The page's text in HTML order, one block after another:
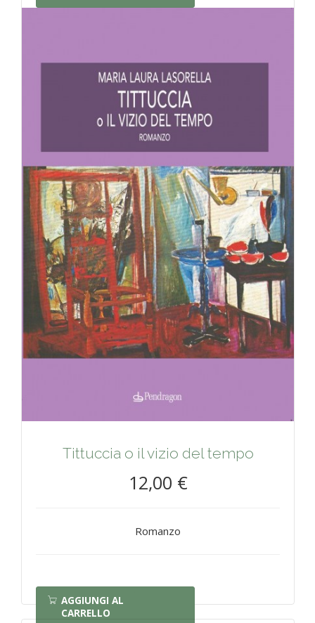
Tittuccia o il vizio del tempo
12,00 €
Romanzo
AGGIUNGI AL
CARRELLO